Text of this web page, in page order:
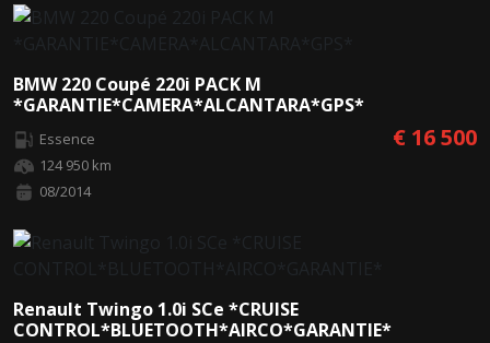
BMW 220 Coupé 220i PACK M
*GARANTIE*CAMERA*ALCANTARA*GPS*
Essence
124 950 km
08/2014
€ 16 500
Renault Twingo 1.0i SCe *CRUISE
CONTROL*BLUETOOTH*AIRCO*GARANTIE*